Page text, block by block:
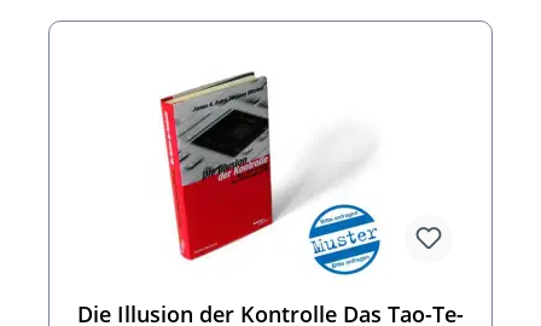
Logoanbringung per Etikett oder Stempel.
Die Illusion der Kontrolle Das Tao-Te-